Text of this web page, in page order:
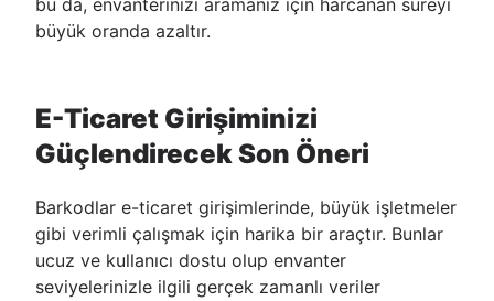
bu da, envanterinizi aramanız için harcanan süreyi
büyük oranda azaltır.
E-Ticaret Girişiminizi
Güçlendirecek Son Öneri
Barkodlar e-ticaret girişimlerinde, büyük işletmeler
gibi verimli çalışmak için harika bir araçtır. Bunlar
ucuz ve kullanıcı dostu olup envanter
seviyelerinizle ilgili gerçek zamanlı veriler